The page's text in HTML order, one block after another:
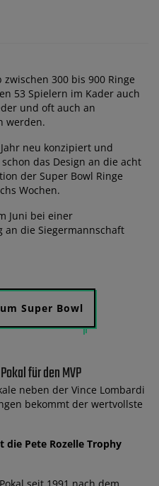
300 bis 900 Ringe
53 Spielern im Kader auch
und oft auch an
werden.
neu konzipiert und
das Design an die acht
der Super Bowl Ringe
Wochen.
Juni bei einer
die Siegermannschaft
Super Bowl
für den MVP
neben der Vince Lombardi
bekommt der wertvollste
die Pete Rozelle Trophy